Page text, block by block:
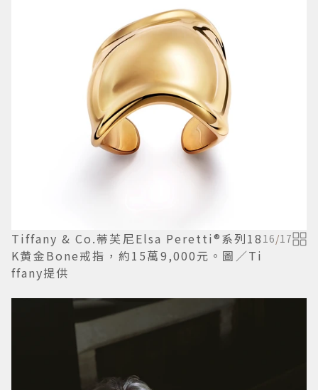
Tiffany & Co.蒂芙尼Elsa Peretti®系列18
K黄金Bone戒指，約15萬9,000元。圖／Ti
ffany提供
16/17